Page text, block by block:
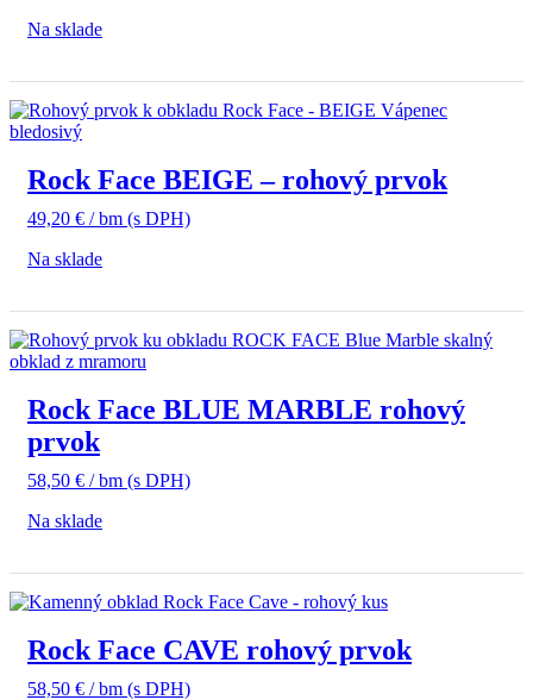
Na sklade
Rock Face BEIGE – rohový prvok
49,20 € / bm (s DPH)
Na sklade
Rock Face BLUE MARBLE rohový
prvok
58,50 € / bm (s DPH)
Na sklade
Rock Face CAVE rohový prvok
58,50 € / bm (s DPH)